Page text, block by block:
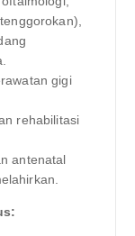
gigi
rehabilitasi
antenatal